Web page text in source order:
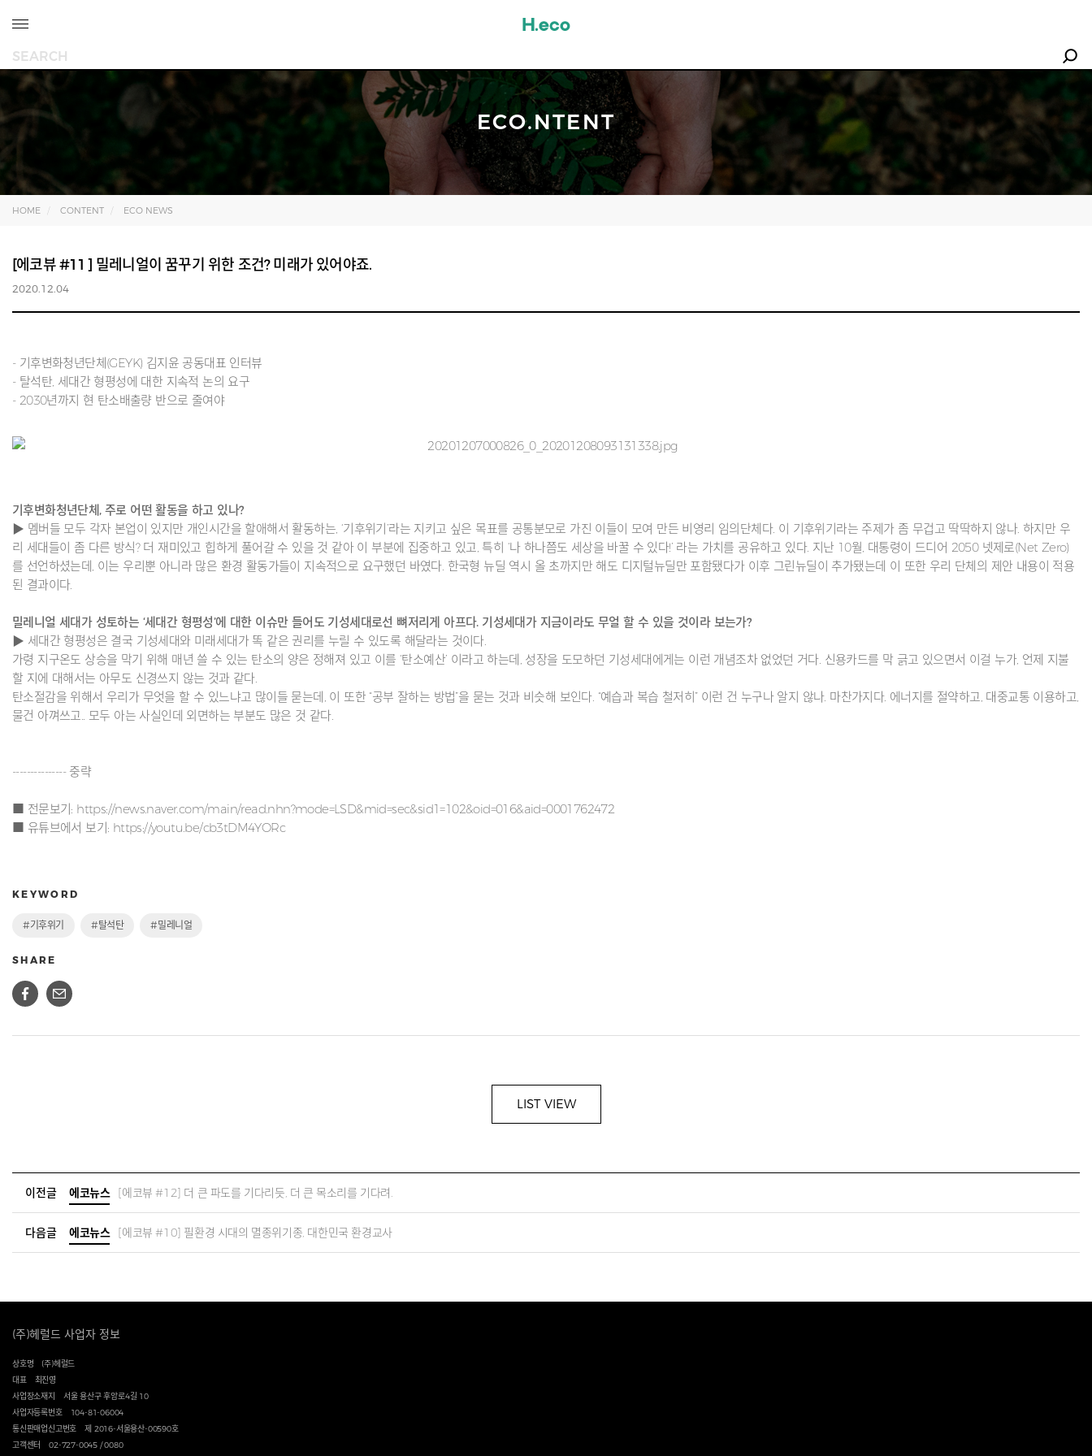
ECO.NTENT
HOME CONTENT ECO NEWS
[에코뷰 #11] 밀레니얼이 꿈꾸기 위한 조건? 미래가 있어야죠.
2020.12.04
- 기후변화청년단체(GEYK) 김지윤 공동대표 인터뷰
- 탈석탄, 세대간 형평성에 대한 지속적 논의 요구
- 2030년까지 현 탄소배출량 반으로 줄여야
기후변화청년단체, 주로 어떤 활동을 하고 있나?
▶ 멤버들 모두 각자 본업이 있지만 개인시간을 할애해서 활동하는, ‘기후위기’라는 지키고 싶은 목표를 공통분모로 가진 이들이 모여 만든 비영리 임의단체다. 이 기후위기라는 주제가 좀 무겁고 딱딱하지 않나. 하지만 우
리 세대들이 좀 다른 방식? 더 재미있고 힙하게 풀어갈 수 있을 것 같아 이 부분에 집중하고 있고, 특히 ‘나 하나쯤도 세상을 바꿀 수 있다!’ 라는 가치를 공유하고 있다. 지난 10월, 대통령이 드디어 2050 넷제로(Net Zero)
를 선언하셨는데, 이는 우리뿐 아니라 많은 환경 활동가들이 지속적으로 요구했던 바였다. 한국형 뉴딜 역시 올 초까지만 해도 디지털뉴딜만 포함됐다가 이후 그린뉴딜이 추가됐는데 이 또한 우리 단체의 제안 내용이 적용
된 결과이다.
밀레니얼 세대가 성토하는 ‘세대간 형평성’에 대한 이슈만 들어도 기성세대로선 뼈저리게 아프다. 기성세대가 지금이라도 무얼 할 수 있을 것이라 보는가?
▶ 세대간 형평성은 결국 기성세대와 미래세대가 똑 같은 권리를 누릴 수 있도록 해달라는 것이다.
가령 지구온도 상승을 막기 위해 매년 쓸 수 있는 탄소의 양은 정해져 있고 이를 ‘탄소예산’ 이라고 하는데, 성장을 도모하던 기성세대에게는 이런 개념조차 없었던 거다. 신용카드를 막 긁고 있으면서 이걸 누가, 언제 지불
할 지에 대해서는 아무도 신경쓰지 않는 것과 같다.
탄소절감을 위해서 우리가 무엇을 할 수 있느냐고 많이들 묻는데, 이 또한 “공부 잘하는 방법”을 묻는 것과 비슷해 보인다. “예습과 복습 철저히” 이런 건 누구나 알지 않나. 마찬가지다. 에너지를 절약하고, 대중교통 이용하고,
물건 아껴쓰고.. 모두 아는 사실인데 외면하는 부분도 많은 것 같다.
--------------- 중략
■ 전문보기: https://news.naver.com/main/read.nhn?mode=LSD&mid=sec&sid1=102&oid=016&aid=0001762472
■ 유튜브에서 보기: https://youtu.be/cb3tDM4YORc
KEYWORD
#기후위기 #탈석탄 #밀레니얼
SHARE
LIST VIEW
이전글 에코뉴스 [에코뷰 #12] 더 큰 파도를 기다리듯, 더 큰 목소리를 기다려.
다음글 에코뉴스 [에코뷰 #10] 필환경 시대의 멸종위기종, 대한민국 환경교사
(주)헤럴드 사업자 정보
상호명
(주)헤럴드
대표
최진영
사업장소재지
서울 용산구 후암로4길 10
사업자등록번호
104-81-06004
통신판매업신고번호
제 2016-서울용산-00590호
고객센터
02-727-0045 / 0080